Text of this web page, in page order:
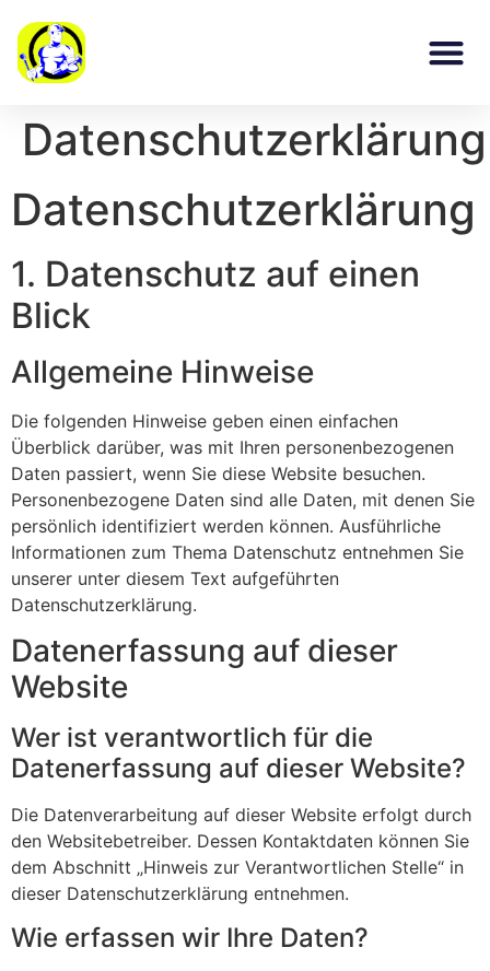
Datenschutzerklärung
Datenschutz­erklärung
1. Datenschutz auf einen
Blick
Allgemeine Hinweise
Die folgenden Hinweise geben einen einfachen
Überblick darüber, was mit Ihren personenbezogenen
Daten passiert, wenn Sie diese Website besuchen.
Personenbezogene Daten sind alle Daten, mit denen Sie
persönlich identifiziert werden können. Ausführliche
Informationen zum Thema Datenschutz entnehmen Sie
unserer unter diesem Text aufgeführten
Datenschutzerklärung.
Datenerfassung auf dieser
Website
Wer ist verantwortlich für die
Datenerfassung auf dieser Website?
Die Datenverarbeitung auf dieser Website erfolgt durch
den Websitebetreiber. Dessen Kontaktdaten können Sie
dem Abschnitt „Hinweis zur Verantwortlichen Stelle“ in
dieser Datenschutzerklärung entnehmen.
Wie erfassen wir Ihre Daten?